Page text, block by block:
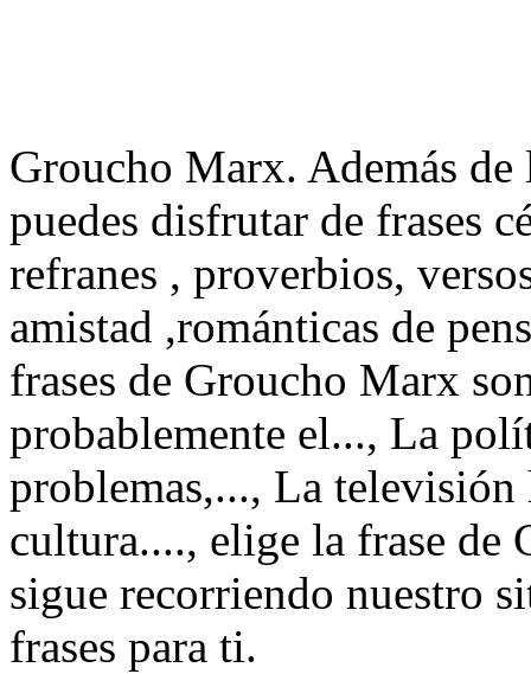
Groucho Marx. Además de
puedes disfrutar de frases
refranes , proverbios,
amistad ,románticas de
frases de Groucho Marx
probablemente el..., La
problemas,..., La
cultura...., elige la frase de
sigue recorriendo nuestro
frases para ti.